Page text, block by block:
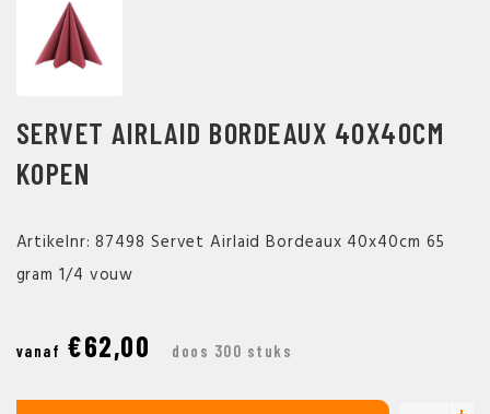
SERVET AIRLAID BORDEAUX 40X40CM
KOPEN
Artikelnr: 87498 Servet Airlaid Bordeaux 40x40cm 65
gram 1/4 vouw
vanaf €62,00 doos 300 stuks